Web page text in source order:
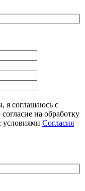
я соглашаюсь с
на обработку
условиями Согласия